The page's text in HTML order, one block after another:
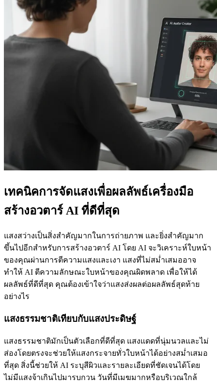
เทคนิคการจัดแสงเพื่อผลลัพธ์เครื่องมือ
สร้างอวตาร์ AI ที่ดีที่สุด
แสงสว่างเป็นสิ่งสำคัญมากในการถ่ายภาพ และยิ่งสำคัญมาก
ขึ้นไปอีกสำหรับการสร้างอวตาร์ AI โดย AI จะวิเคราะห์ใบหน้า
ของคุณผ่านการตีความแสงและเงา แสงที่ไม่สม่ำเสมออาจ
ทำให้ AI ตีความลักษณะใบหน้าของคุณผิดพลาด เพื่อให้ได้
ผลลัพธ์ที่ดีที่สุด คุณต้องเข้าใจว่าแสงส่งผลต่อผลลัพธ์สุดท้าย
อย่างไร
แสงธรรมชาติเทียบกับแสงประดิษฐ์
แสงธรรมชาติมักเป็นตัวเลือกที่ดีที่สุด แสงแดดที่นุ่มนวลและไม่
ส่องโดยตรงจะช่วยให้แสงกระจายทั่วใบหน้าได้อย่างสม่ำเสมอ
ที่สุด สิ่งนี้ช่วยให้ AI ระบุสีผิวและรายละเอียดที่ชัดเจนได้โดย
ไม่มีแสงจ้าเกินไปมารบกวน วันที่มีเมฆมากหรือบริเวณใกล้